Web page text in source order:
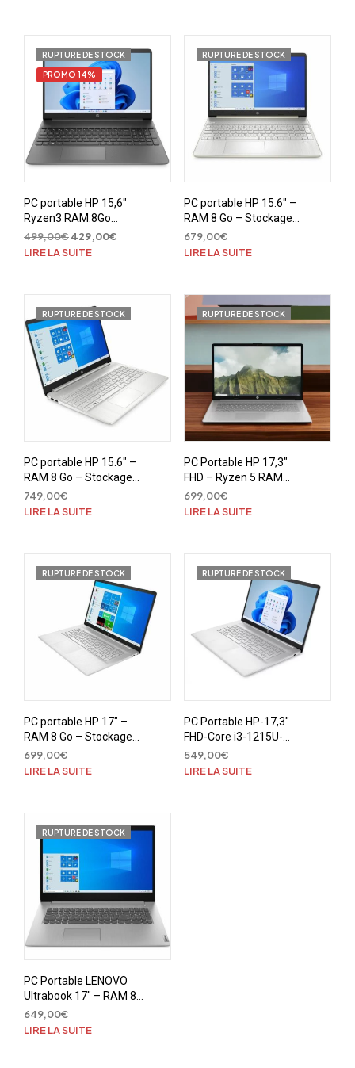
RUPTURE DE STOCK
PROMO 14%
PC portable HP 15,6″
Ryzen3 RAM:8Go
SSD:128Go W11S
499,00€Le
prix
429,00€
LIRE LA SUITE
RUPTURE DE STOCK
PC portable HP 15.6″ –
RAM 8 Go – Stockage
SSD 512 Go – AMD
Ryzen 5 4500U –
679,00€
LIRE LA SUITE
RUPTURE DE STOCK
PC portable HP 15.6″ –
RAM 8 Go – Stockage
SSD 512 Go – AMD
Ryzen 7 4700U
749,00€
LIRE LA SUITE
RUPTURE DE STOCK
PC Portable HP 17,3″
FHD – Ryzen 5 RAM
16Go – 512Go SSD –
Windows 11
699,00€
LIRE LA SUITE
RUPTURE DE STOCK
PC portable HP 17″ –
RAM 8 Go – Stockage
SSD 1To + 128 Go –
Intel core i3 1115G4
699,00€
LIRE LA SUITE
RUPTURE DE STOCK
PC Portable HP-17,3″
FHD-Core i3-1215U-
RAM 8 Go-ssd 256Go
549,00€
LIRE LA SUITE
RUPTURE DE STOCK
PC Portable LENOVO
Ultrabook 17″ – RAM 8
Go – Stockage SSD 256
Go – Intel Core i3
649,00€
LIRE LA SUITE